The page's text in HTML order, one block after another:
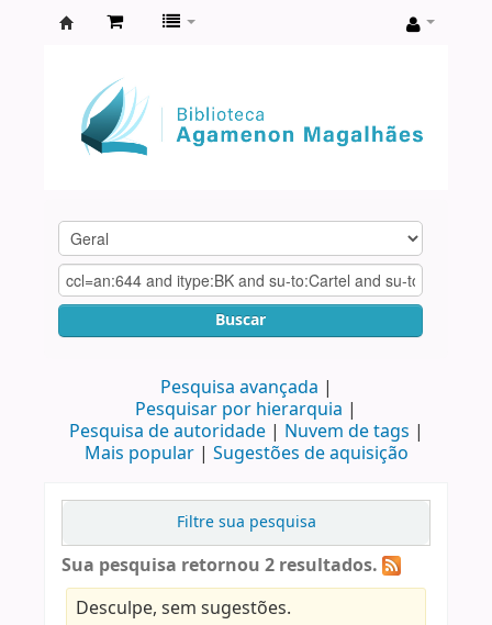
Agamenon
Magalhães
Buscar
Pesquisa avançada
Pesquisar por hierarquia
Pesquisa de autoridade
Nuvem de tags
Mais popular
Sugestões de aquisição
Filtre sua pesquisa
Sua pesquisa retornou 2 resultados.
Desculpe, sem sugestões.